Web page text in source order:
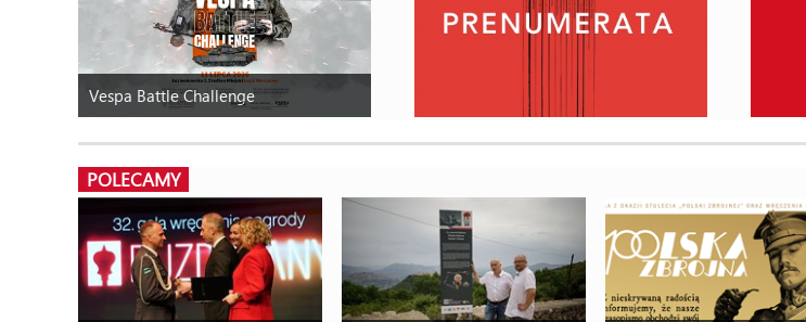
Vespa Battle Challenge
POLECAMY